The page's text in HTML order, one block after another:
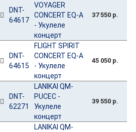
DNT-
64617
VOYAGER
CONCERT EQ-A
- Укулеле
концерт
37 550 р.
DNT-
64615
FLIGHT SPIRIT
CONCERT EQ-A
- Укулеле
концерт
45 050 р.
DNT-
62271
LANIKAI QM-
PUCEC -
Укулеле
концерт
39 550 р.
LANIKAI QM-